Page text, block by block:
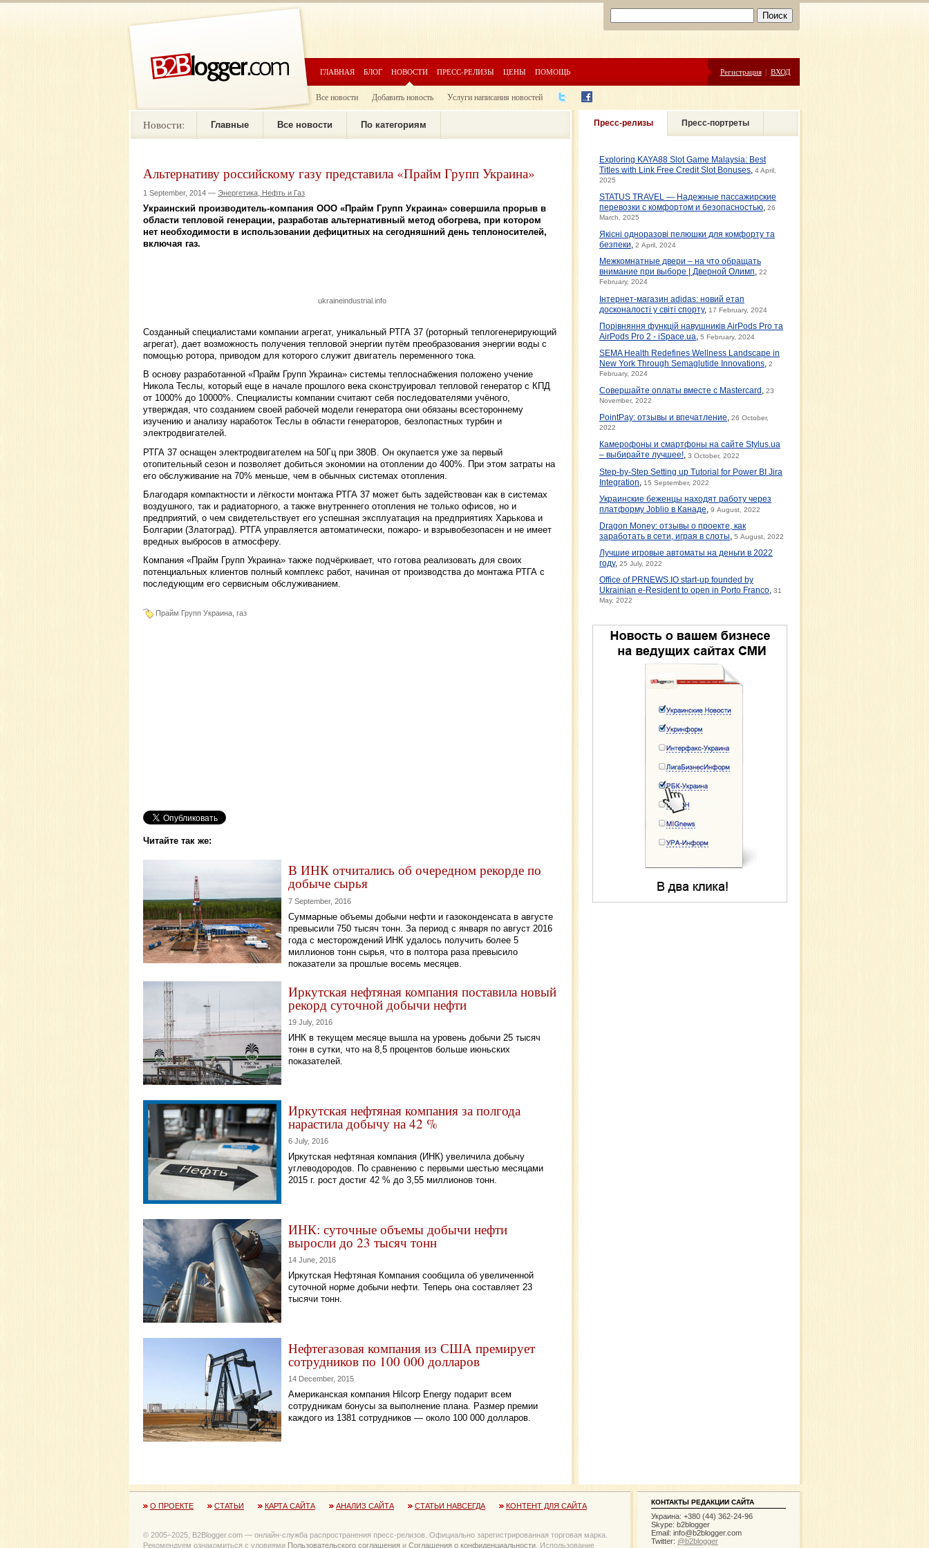
ГЛАВНАЯ БЛОГ НОВОСТИ ПРЕСС-РЕЛИЗЫ ЦЕНЫ ПОМОЩЬ Регистрация | ВХОД
Все новости Добавить новость Услуги написания новостей
Новости: Главные Все новости По категориям
Альтернативу российскому газу представила «Прайм Групп Украина»
1 September, 2014 — Энергетика, Нефть и Газ
Украинский производитель-компания ООО «Прайм Групп Украина» совершила прорыв в
области тепловой генерации, разработав альтернативный метод обогрева, при котором
нет необходимости в использовании дефицитных на сегодняшний день теплоносителей,
включая газ.
ukraineindustrial.info
Созданный специалистами компании агрегат, уникальный РТГА 37 (роторный теплогенерирующий
агрегат), дает возможность получения тепловой энергии путём преобразования энергии воды с
помощью ротора, приводом для которого служит двигатель переменного тока.
В основу разработанной «Прайм Групп Украина» системы теплоснабжения положено учение
Никола Теслы, который еще в начале прошлого века сконструировал тепловой генератор с КПД
от 1000% до 10000%. Специалисты компании считают себя последователями учёного,
утверждая, что созданием своей рабочей модели генератора они обязаны всестороннему
изучению и анализу наработок Теслы в области генераторов, безлопастных турбин и
электродвигателей.
РТГА 37 оснащен электродвигателем на 50Гц при 380В. Он окупается уже за первый
отопительный сезон и позволяет добиться экономии на отоплении до 400%. При этом затраты на
его обслуживание на 70% меньше, чем в обычных системах отопления.
Благодаря компактности и лёгкости монтажа РТГА 37 может быть задействован как в системах
воздушного, так и радиаторного, а также внутреннего отопления не только офисов, но и
предприятий, о чем свидетельствует его успешная эксплуатация на предприятиях Харькова и
Болгарии (Златоград). РТГА управляется автоматически, пожаро- и взрывобезопасен и не имеет
вредных выбросов в атмосферу.
Компания «Прайм Групп Украина» также подчёркивает, что готова реализовать для своих
потенциальных клиентов полный комплекс работ, начиная от производства до монтажа РТГА с
последующим его сервисным обслуживанием.
Прайм Групп Украина, газ
Читайте так же:
В ИНК отчитались об очередном рекорде по
добыче сырья
7 September, 2016
Суммарные объемы добычи нефти и газоконденсата в августе
превысили 750 тысяч тонн. За период с января по август 2016
года с месторождений ИНК удалось получить более 5
миллионов тонн сырья, что в полтора раза превысило
показатели за прошлые восемь месяцев.
Иркутская нефтяная компания поставила новый
рекорд суточной добычи нефти
19 July, 2016
ИНК в текущем месяце вышла на уровень добычи 25 тысяч
тонн в сутки, что на 8,5 процентов больше июньских
показателей.
Иркутская нефтяная компания за полгода
нарастила добычу на 42 %
6 July, 2016
Иркутская нефтяная компания (ИНК) увеличила добычу
углеводородов. По сравнению с первыми шестью месяцами
2015 г. рост достиг 42 % до 3,55 миллионов тонн.
ИНК: суточные объемы добычи нефти
выросли до 23 тысяч тонн
14 June, 2016
Иркутская Нефтяная Компания сообщила об увеличенной
суточной норме добычи нефти. Теперь она составляет 23
тысячи тонн.
Нефтегазовая компания из США премирует
сотрудников по 100 000 долларов
14 December, 2015
Американская компания Hilcorp Energy подарит всем
сотрудникам бонусы за выполнение плана. Размер премии
каждого из 1381 сотрудников — около 100 000 долларов.
Пресс-релизы Пресс-портреты
Exploring KAYA88 Slot Game Malaysia: Best
Titles with Link Free Credit Slot Bonuses 4 April,
2025
STATUS TRAVEL — Надежные пассажирские
перевозки с комфортом и безопасностью 26
March, 2025
Якісні одноразові пелюшки для комфорту та
безпеки
2 April, 2024
Межкомнатные двери – на что обращать
внимание при выборе | Дверной Олимп
22
February, 2024
Інтернет-магазин adidas: новий етап
досконалості у світі спорту, 17 February, 2024
Порівняння функцій навушників AirPods Pro та
AirPods Pro 2 - iSpace.ua
5 February, 2024
SEMA Health Redefines Wellness Landscape in
New York Through Semaglutide Innovations 2
February, 2024
Совершайте оплаты вместе с Mastercard 23
November, 2022
PointPay: отзывы и впечатление 26 October,
2022
Камерофоны и смартфоны на сайте Stylus.ua
– выбирайте лучшее!, 3 October, 2022
Step-by-Step Setting up Tutorial for Power BI Jira
Integration
15 September, 2022
Украинские беженцы находят работу через
платформу Joblio в Канаде
9 August, 2022
Dragon Money: отзывы о проекте, как
заработать в сети, играя в слоты
5 August, 2022
Лучшие игровые автоматы на деньги в 2022
году, 25 July, 2022
Office of PRNEWS.IO start-up founded by
Ukrainian e-Resident to open in Porto Franco 31
May, 2022
О ПРОЕКТЕ СТАТЬИ КАРТА САЙТА АНАЛИЗ САЙТА СТАТЬИ НАВСЕГДА КОНТЕНТ ДЛЯ САЙТА
© 2005−2025, B2Blogger.com — онлайн-служба распространения пресс-релизов. Официально зарегистрированная торговая марка.
Рекомендуем ознакомиться с уловиями Пользовательского соглашения и Соглашения о конфиденциальности . Использование
КОНТАКТЫ РЕДАКЦИИ САЙТА
Украина: +380 (44) 362-24-96
Skype: b2blogger
Email: info@b2blogger.com
Twitter: @b2blogger